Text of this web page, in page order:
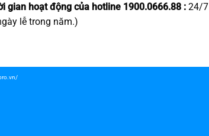
gian hoạt động của hotline 1900.0666.88 : 24/7
lễ trong năm.)